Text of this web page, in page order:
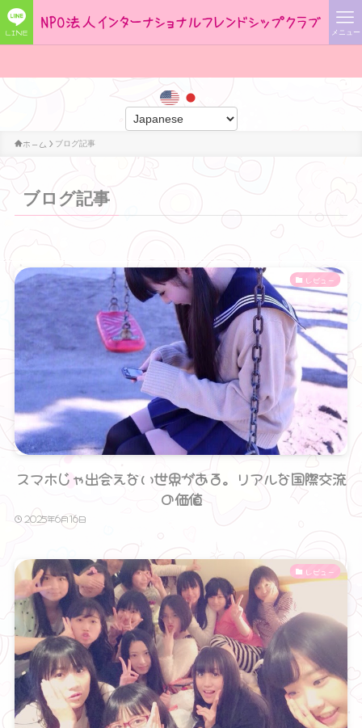
LINE メニュー
ホーム ブログ記事
ブログ記事
レビュー
スマホじゃ出会えない世界がある。リアルな国際交流
の価値
2025年6月16日
レビュー
❤ ❤ ❤